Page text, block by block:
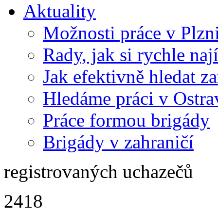
Aktuality
Možnosti práce v
Rady, jak si rychle
Jak efektivně hledat
Hledáme práci v
Práce formou brigády
Brigády v zahraničí
registrovaných uchazečů
2418